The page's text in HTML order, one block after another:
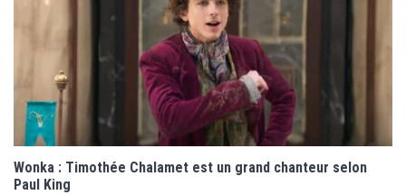
Wonka : Timothée Chalamet est un grand chanteur selon
Paul King